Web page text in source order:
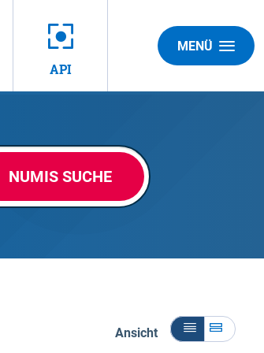
API
MENÜ
NUMIS SUCHE
Ansicht